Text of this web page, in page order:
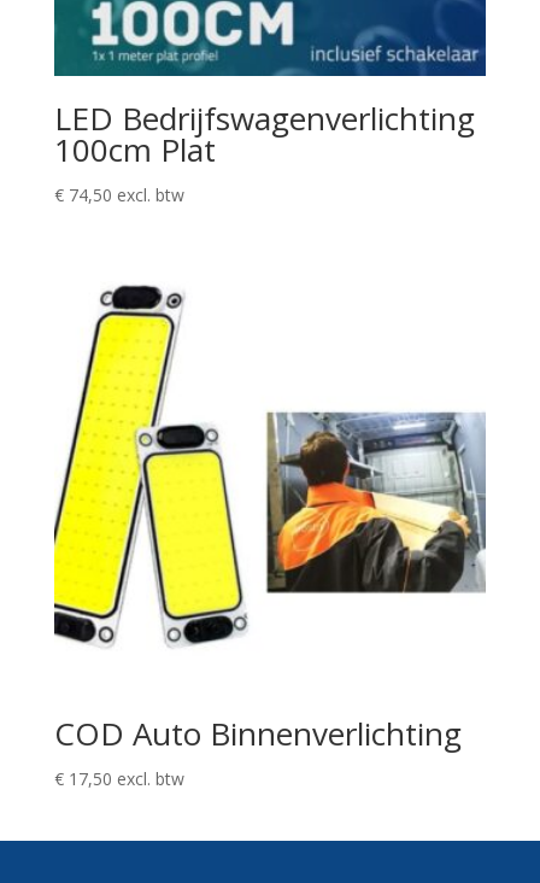
LED Bedrijfswagenverlichting
100cm Plat
€74,50 excl. btw
COD Auto Binnenverlichting
€17,50 excl. btw